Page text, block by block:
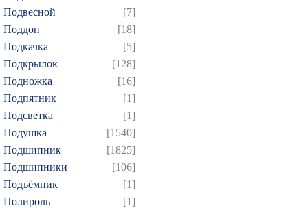
Подвесной
[7]
Поддон
[18]
Подкачка
[5]
Подкрылок
[128]
Подножка
[16]
Подпятник
[1]
Подсветка
[1]
Подушка
[1540]
Подшипник
[1825]
Подшипники
[106]
Подъёмник
[1]
Полироль
[1]